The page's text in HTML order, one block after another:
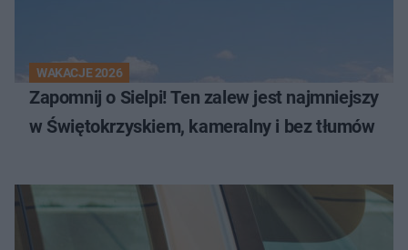
WAKACJE 2026
Zapomnij o Sielpi! Ten zalew jest najmniejszy
w Świętokrzyskiem, kameralny i bez tłumów